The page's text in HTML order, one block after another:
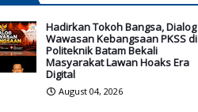
Hadirkan Tokoh Bangsa, Dialog
Wawasan Kebangsaan PKSS di
Politeknik Batam Bekali
Masyarakat Lawan Hoaks Era
Digital
August 04, 2026